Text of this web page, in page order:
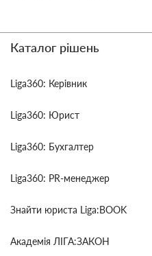
Каталог рішень
Liga360: Керівник
Liga360: Юрист
Liga360: Бухгалтер
Liga360: PR-менеджер
Знайти юриста Liga:BOOK
Академія ЛІГА:ЗАКОН